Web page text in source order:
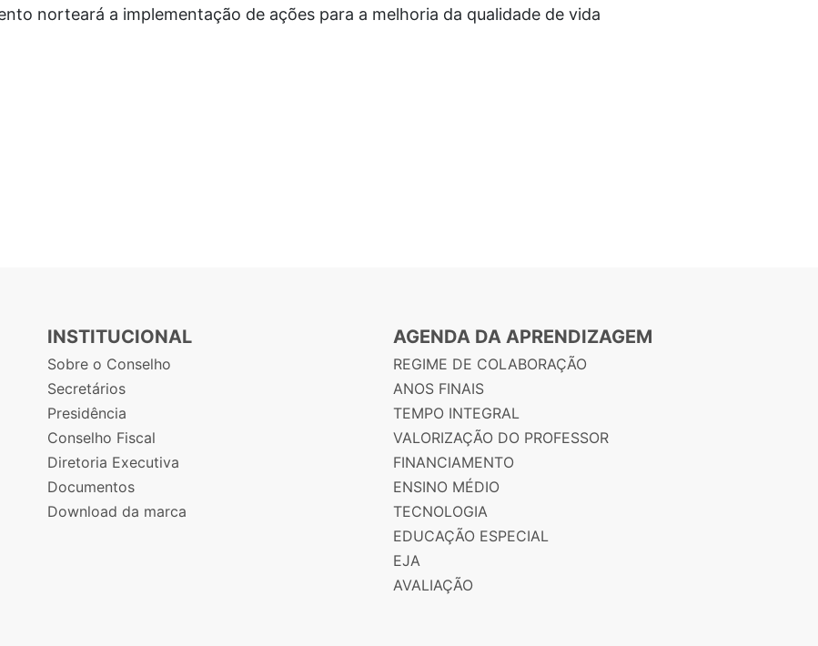
norteará a implementação de ações para a melhoria da qualidade de vida
INSTITUCIONAL
Sobre o Conselho
Secretários
Presidência
Conselho Fiscal
Diretoria Executiva
Documentos
Download da marca
AGENDA DA APRENDIZAGEM
REGIME DE COLABORAÇÃO
ANOS FINAIS
TEMPO INTEGRAL
VALORIZAÇÃO DO PROFESSOR
FINANCIAMENTO
ENSINO MÉDIO
TECNOLOGIA
EDUCAÇÃO ESPECIAL
EJA
AVALIAÇÃO